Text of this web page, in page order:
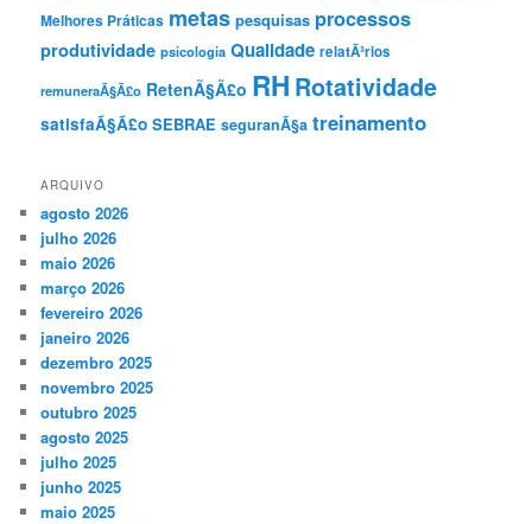
Melhores Práticas metas pesquisas processos
produtividade psicologia Qualidade relatÃ³rios
remuneraÃ§Ã£o RetenÃ§Ã£o RH Rotatividade
satisfaÃ§Ã£o SEBRAE seguranÃ§a treinamento
ARQUIVO
agosto 2026
julho 2026
maio 2026
março 2026
fevereiro 2026
janeiro 2026
dezembro 2025
novembro 2025
outubro 2025
agosto 2025
julho 2025
junho 2025
maio 2025